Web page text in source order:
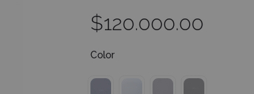
SS2018
$120.000.00
Color